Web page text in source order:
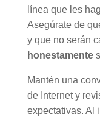
línea que les
Asegúrate de
y que no serán
honestamente
Mantén una
de Internet y
expectativas. Al